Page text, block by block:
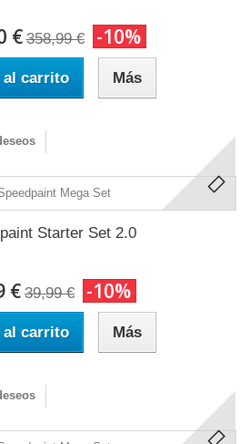
€ 358,99 € -10%
al carrito Más
Starter Set 2.0
€ 39,99 € -10%
al carrito Más